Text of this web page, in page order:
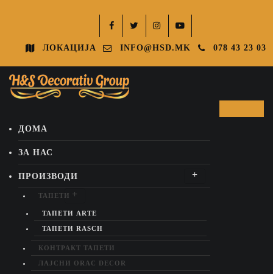
ЛОКАЦИЈА INFO@HSD.MK 078 43 23 03
ДОМА
ЗА НАС
ПРОИЗВОДИ
ТАПЕТИ
ТАПЕТИ ARTE
ТАПЕТИ RASCH
КОНТРАКТ ТАПЕТИ
ЛАЈСНИ ORAC DECOR